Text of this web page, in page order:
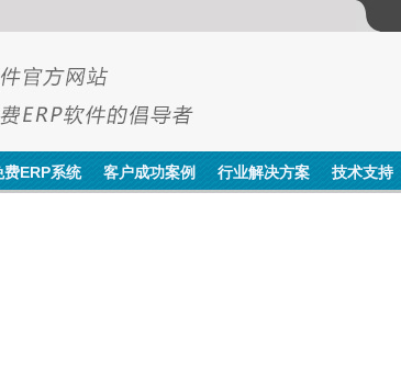
费ERP系统 客户成功案例 行业解决方案 技术支持